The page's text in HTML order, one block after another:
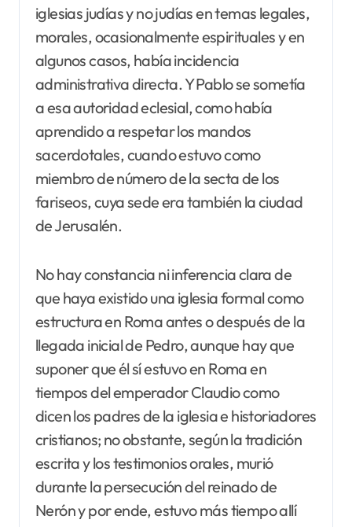
iglesias judías y no judías en temas legales,
morales, ocasionalmente espirituales y en
algunos casos, había incidencia
administrativa directa. Y Pablo se sometía
a esa autoridad eclesial, como había
aprendido a respetar los mandos
sacerdotales, cuando estuvo como
miembro de número de la secta de los
fariseos, cuya sede era también la ciudad
de Jerusalén.
No hay constancia ni inferencia clara de
que haya existido una iglesia formal como
estructura en Roma antes o después de la
llegada inicial de Pedro, aunque hay que
suponer que él sí estuvo en Roma en
tiempos del emperador Claudio como
dicen los padres de la iglesia e historiadores
cristianos; no obstante, según la tradición
escrita y los testimonios orales, murió
durante la persecución del reinado de
Nerón y por ende, estuvo más tiempo allí